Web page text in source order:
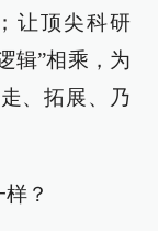
让顶尖科研
辑”相乘，为
、拓展、乃
？